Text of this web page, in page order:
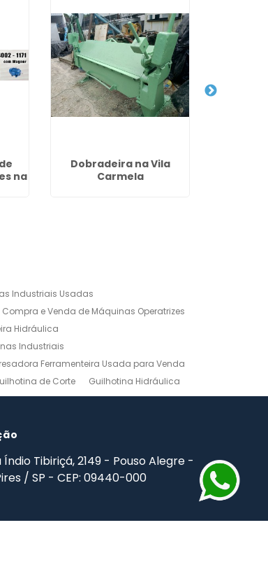
na
Dobradeira na Vila
Carmela
Industriais Usadas
Compra e Venda de Máquinas Operatrizes
Hidráulica
Industriais
Ferramenteira Usada para Venda
de Corte
Guilhotina Hidráulica
para Marceneiro
Industriais Compra e Venda
Índio Tibiriçá, 2149 - Pouso Alegre -
/ SP - CEP: 09440-000